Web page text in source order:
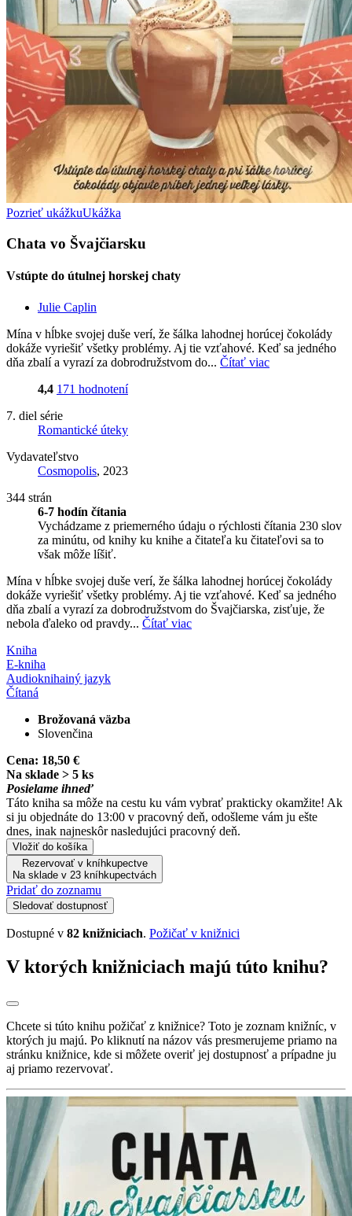
Pozrieť ukážkuUkážka
Chata vo Švajčiarsku
Vstúpte do útulnej horskej chaty
Julie Caplin
Mína v hĺbke svojej duše verí, že šálka lahodnej horúcej čokolády
dokáže vyriešiť všetky problémy. Aj tie vzťahové. Keď sa jedného
dňa zbalí a vyrazí za dobrodružstvom do... Čítať viac
4,4 171 hodnotení
7. diel série
Romantické úteky
Vydavateľstvo
Cosmopolis, 2023
344 strán
6-7 hodín čítania
Vychádzame z priemerného údaju o rýchlosti čítania 230 slov
za minútu, od knihy ku knihe a čitateľa ku čitateľovi sa to
však môže líšiť.
Mína v hĺbke svojej duše verí, že šálka lahodnej horúcej čokolády
dokáže vyriešiť všetky problémy. Aj tie vzťahové. Keď sa jedného
dňa zbalí a vyrazí za dobrodružstvom do Švajčiarska, zisťuje, že
nebola ďaleko od pravdy... Čítať viac
Kniha
E-kniha
Audioknihainý jazyk
Čítaná
Brožovaná väzba
Slovenčina
Cena: 18,50 €
Na sklade > 5 ks
Posielame ihneď
Táto kniha sa môže na cestu ku vám vybrať prakticky okamžite! Ak
si ju objednáte do 13:00 v pracovný deň, odošleme vám ju ešte
dnes, inak najneskôr nasledujúci pracovný deň.
Vložiť do košíka
Rezervovať v kníhkupectve
Na sklade v 23 kníhkupectvách
Pridať do zoznamu
Sledovať dostupnosť
Dostupné v 82 knižniciach. Požičať v knižnici
V ktorých knižniciach majú túto knihu?
Chcete si túto knihu požičať z knižnice? Toto je zoznam knižníc, v
ktorých ju majú. Po kliknutí na názov vás presmerujeme priamo na
stránku knižnice, kde si môžete overiť jej dostupnosť a prípadne ju
aj priamo rezervovať.